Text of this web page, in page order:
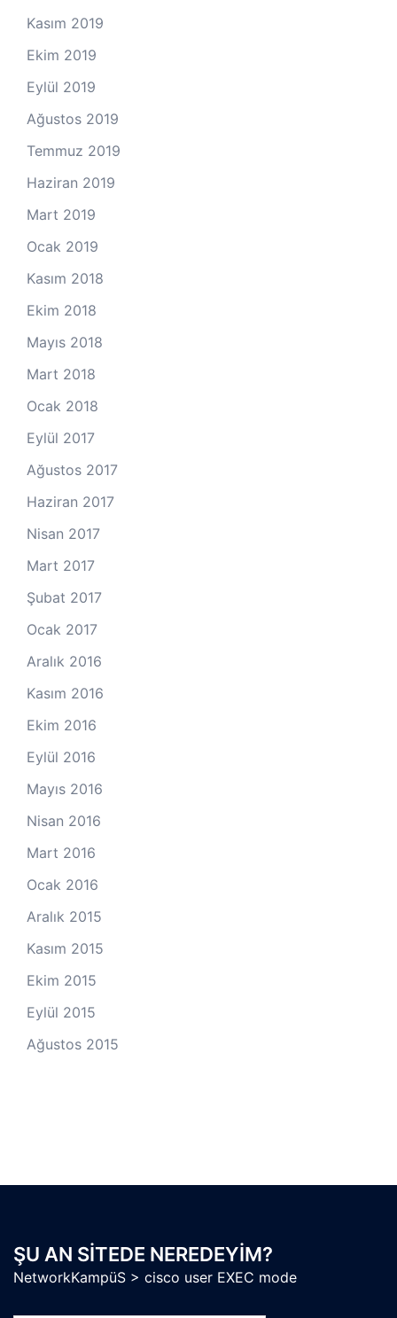
Kasım 2019
Ekim 2019
Eylül 2019
Ağustos 2019
Temmuz 2019
Haziran 2019
Mart 2019
Ocak 2019
Kasım 2018
Ekim 2018
Mayıs 2018
Mart 2018
Ocak 2018
Eylül 2017
Ağustos 2017
Haziran 2017
Nisan 2017
Mart 2017
Şubat 2017
Ocak 2017
Aralık 2016
Kasım 2016
Ekim 2016
Eylül 2016
Mayıs 2016
Nisan 2016
Mart 2016
Ocak 2016
Aralık 2015
Kasım 2015
Ekim 2015
Eylül 2015
Ağustos 2015
ŞU AN SITEDE NEREDEYIM?
NetworkKampüS > cisco user EXEC mode